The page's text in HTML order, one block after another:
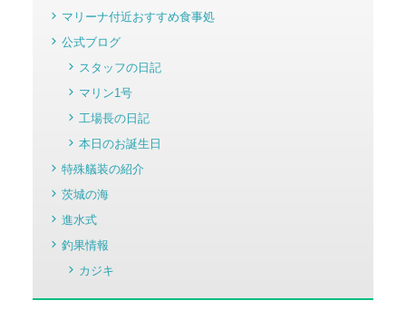
マリーナ付近おすすめ食事処
公式ブログ
スタッフの日記
マリン1号
工場長の日記
本日のお誕生日
特殊艤装の紹介
茨城の海
進水式
釣果情報
カジキ